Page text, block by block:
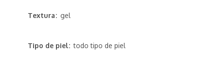
Tipo de piel todo tipo de piel
Textura gel